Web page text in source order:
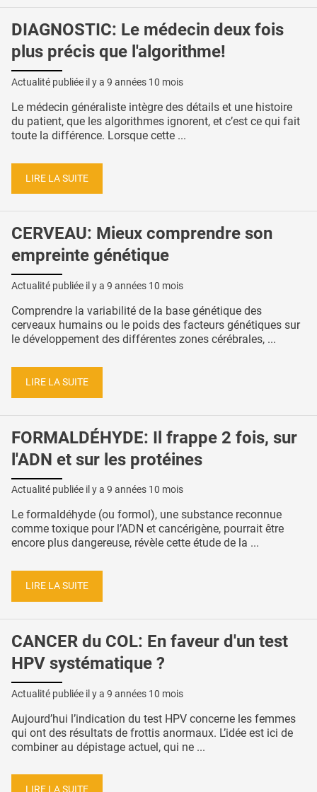
DIAGNOSTIC: Le médecin deux fois
plus précis que l'algorithme!
Actualité publiée il y a 9 années 10 mois
Le médecin généraliste intègre des détails et une histoire
du patient, que les algorithmes ignorent, et c’est ce qui fait
toute la différence. Lorsque cette ...
LIRE LA SUITE
CERVEAU: Mieux comprendre son
empreinte génétique
Actualité publiée il y a 9 années 10 mois
Comprendre la variabilité de la base génétique des
cerveaux humains ou le poids des facteurs génétiques sur
le développement des différentes zones cérébrales, ...
LIRE LA SUITE
FORMALDÉHYDE: Il frappe 2 fois, sur
l'ADN et sur les protéines
Actualité publiée il y a 9 années 10 mois
Le formaldéhyde (ou formol), une substance reconnue
comme toxique pour l’ADN et cancérigène, pourrait être
encore plus dangereuse, révèle cette étude de la ...
LIRE LA SUITE
CANCER du COL: En faveur d'un test
HPV systématique ?
Actualité publiée il y a 9 années 10 mois
Aujourd’hui l’indication du test HPV concerne les femmes
qui ont des résultats de frottis anormaux. L’idée est ici de
combiner au dépistage actuel, qui ne ...